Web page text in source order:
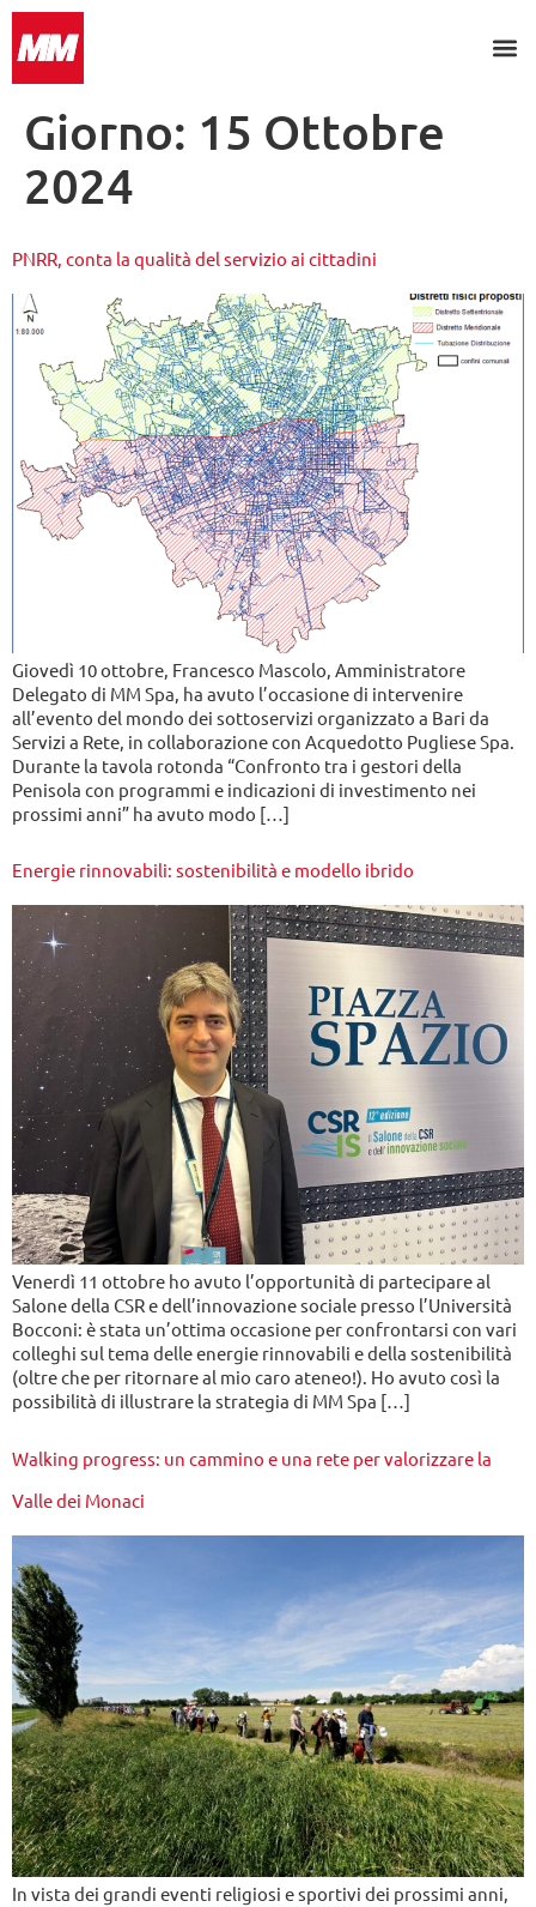
Giorno: 15 Ottobre
2024
PNRR, conta la qualità del servizio ai cittadini
Giovedì 10 ottobre, Francesco Mascolo, Amministratore
Delegato di MM Spa, ha avuto l’occasione di intervenire
all’evento del mondo dei sottoservizi organizzato a Bari da
Servizi a Rete, in collaborazione con Acquedotto Pugliese Spa.
Durante la tavola rotonda “Confronto tra i gestori della
Penisola con programmi e indicazioni di investimento nei
prossimi anni” ha avuto modo […]
Energie rinnovabili: sostenibilità e modello ibrido
Venerdì 11 ottobre ho avuto l’opportunità di partecipare al
Salone della CSR e dell’innovazione sociale presso l’Università
Bocconi: è stata un’ottima occasione per confrontarsi con vari
colleghi sul tema delle energie rinnovabili e della sostenibilità
(oltre che per ritornare al mio caro ateneo!). Ho avuto così la
possibilità di illustrare la strategia di MM Spa […]
Walking progress: un cammino e una rete per valorizzare la
Valle dei Monaci
In vista dei grandi eventi religiosi e sportivi dei prossimi anni,